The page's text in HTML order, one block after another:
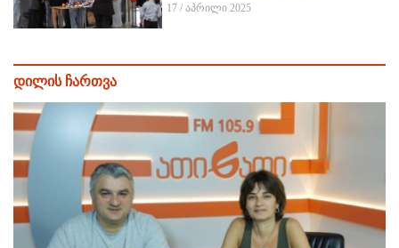
17 / აპრილი 2025
დილის ჩართვა